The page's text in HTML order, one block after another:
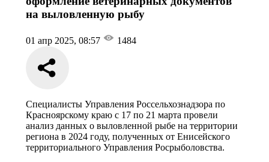
на выловленную рыбу
01 апр 2025, 08:57 1484
Специалисты Управления Россельхознадзора по
Красноярскому краю с 17 по 21 марта провели
анализ данных о выловленной рыбе на территории
региона в 2024 году, полученных от Енисейского
территориального Управления Росрыболовства.